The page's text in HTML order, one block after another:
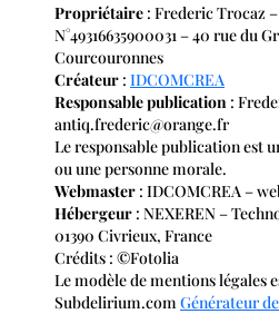
Propriétaire : Frederic Trocaz
N°49316635900031 – 40 rue du
Courcouronnes
Créateur : IDCOMCREA
Responsable publication :
antiq.frederic@orange.fr
Le responsable publication est
ou une personne morale.
Webmaster : IDCOMCREA –
Hébergeur : NEXEREN –
01390 Civrieux, France
Crédits : ©Fotolia
Le modèle de mentions légales
Subdelirium.com Générateur